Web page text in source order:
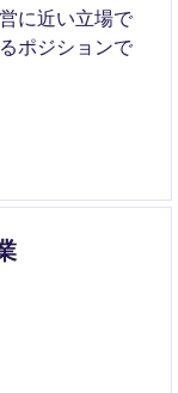
に近い立場で
ポジションで